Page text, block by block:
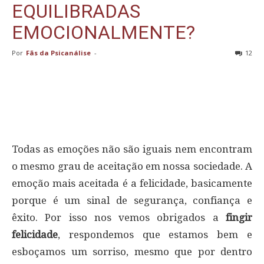
EQUILIBRADAS
EMOCIONALMENTE?
Por Fãs da Psicanálise - 12
Todas as emoções não são iguais nem encontram
o mesmo grau de aceitação em nossa sociedade. A
emoção mais aceitada é a felicidade, basicamente
porque é um sinal de segurança, confiança e
êxito. Por isso nos vemos obrigados a fingir
felicidade, respondemos que estamos bem e
esboçamos um sorriso, mesmo que por dentro